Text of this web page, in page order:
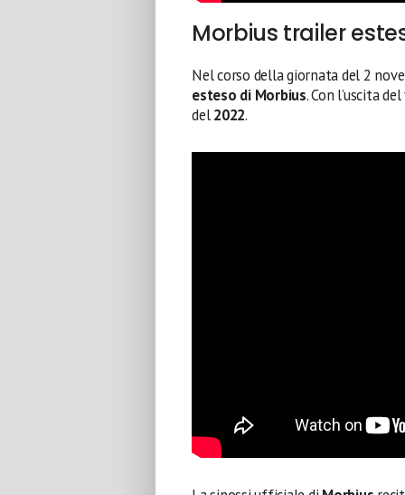
Morbius trailer
Nel corso della giornata del 2
esteso di Morbius. Con l’uscita
del2022.